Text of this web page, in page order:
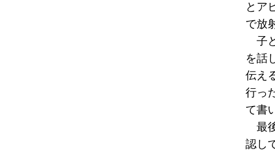
とア
で放
子
を話
伝え
行っ
て書
最
認し